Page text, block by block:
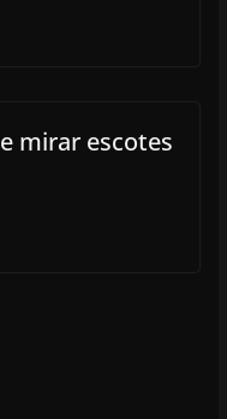
mirar escotes